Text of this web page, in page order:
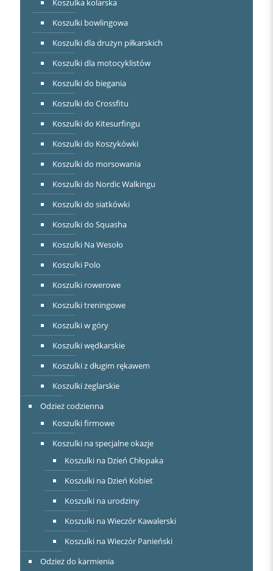
Koszulka kolarska
Koszulki bowlingowa
Koszulki dla drużyn piłkarskich
Koszulki dla motocyklistów
Koszulki do biegania
Koszulki do Crossfitu
Koszulki do Kitesurfingu
Koszulki do Koszykówki
Koszulki do morsowania
Koszulki do Nordic Walkingu
Koszulki do siatkówki
Koszulki do Squasha
Koszulki Na Wesoło
Koszulki Polo
Koszulki rowerowe
Koszulki treningowe
Koszulki w góry
Koszulki wędkarskie
Koszulki z długim rękawem
Koszulki żeglarskie
Odzież codzienna
Koszulki firmowe
Koszulki na specjalne okazje
Koszulki na Dzień Chłopaka
Koszulki na Dzień Kobiet
Koszulki na urodziny
Koszulki na Wieczór Kawalerski
Koszulki na Wieczór Panieński
Odzież do karmienia